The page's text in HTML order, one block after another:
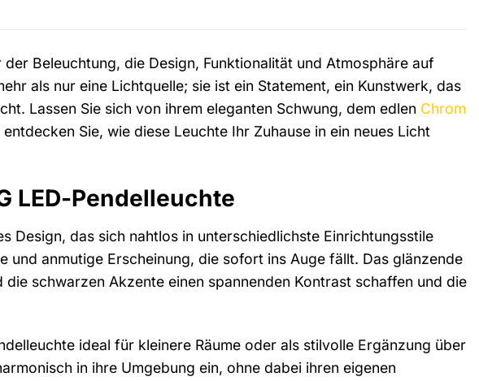
Beleuchtung, die Design, Funktionalität und Atmosphäre auf
als nur eine Lichtquelle; sie ist ein Statement, ein Kunstwerk, das
Lassen Sie sich von ihrem eleganten Schwung, dem edlen Chrom
Sie, wie diese Leuchte Ihr Zuhause in ein neues Licht
LED-Pendelleuchte
Design, das sich nahtlos in unterschiedlichste Einrichtungsstile
anmutige Erscheinung, die sofort ins Auge fällt. Das glänzende
schwarzen Akzente einen spannenden Kontrast schaffen und die
ideal für kleinere Räume oder als stilvolle Ergänzung über
in ihre Umgebung ein, ohne dabei ihren eigenen